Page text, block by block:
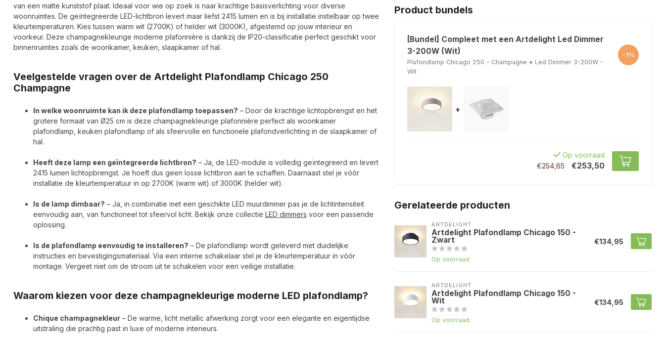
van een matte kunststof plaat. Ideaal voor wie op zoek is naar krachtige basisverlichting voor diverse
woonruimtes. De geïntegreerde LED-lichtbron levert maar liefst 2415 lumen en is bij installatie instelbaar op twee
kleurtemperaturen. Kies tussen warm wit (2700K) of helder wit (3000K), afgestemd op jouw interieur en
voorkeur. Deze champagnekleurige moderne plafonnière is dankzij de IP20-classificatie perfect geschikt voor
binnenruimtes zoals de woonkamer, keuken, slaapkamer of hal.
Veelgestelde vragen over de Artdelight Plafondlamp Chicago 250
Champagne
In welke woonruimte kan ik deze plafondlamp toepassen? – Door de krachtige lichtopbrengst en het
grotere formaat van Ø25 cm is deze champagnekleurige plafonnière perfect als woonkamer
plafondlamp, keuken plafondlamp of als sfeervolle en functionele plafondverlichting in de slaapkamer of
hal.
Heeft deze lamp een geïntegreerde lichtbron? – Ja, de LED-module is volledig geïntegreerd en levert
2415 lumen lichtopbrengst. Je hoeft dus geen losse lichtbron aan te schaffen. Daarnaast stel je vóór
installatie de kleurtemperatuur in op 2700K (warm wit) of 3000K (helder wit).
Is de lamp dimbaar? – Ja, in combinatie met een geschikte LED muurdimmer pas je de lichtintensiteit
eenvoudig aan, van functioneel tot sfeervol licht. Bekijk onze collectie LED dimmers voor een passende
oplossing.
Is de plafondlamp eenvoudig te installeren? – De plafondlamp wordt geleverd met duidelijke
instructies en bevestigingsmateriaal. Via een interne schakelaar stel je de kleurtemperatuur in vóór
montage. Vergeet niet om de stroom uit te schakelen voor een veilige installatie.
Waarom kiezen voor deze champagnekleurige moderne LED plafondlamp?
Chique champagnekleur – De warme, licht metallic afwerking zorgt voor een elegante en eigentijdse
uitstraling die prachtig past in luxe of moderne interieurs.
Product bundels
[Bundel] Compleet met een Artdelight Led Dimmer
3-200W (Wit)
Plafondlamp Chicago 250 - Champagne + Led Dimmer 3-200W -
Wit
-1%
+
Op voorraad
€254,85
€253,50
Gerelateerde producten
ARTDELIGHT
Artdelight Plafondlamp Chicago 150 -
Zwart
Op voorraad
€134,95
ARTDELIGHT
Artdelight Plafondlamp Chicago 150 -
Wit
Op voorraad
€134,95